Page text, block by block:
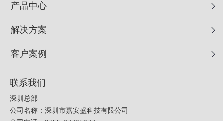
产品中心
解决方案
客户案例
联系我们
深圳总部
公司名称：深圳市嘉安盛科技有限公司